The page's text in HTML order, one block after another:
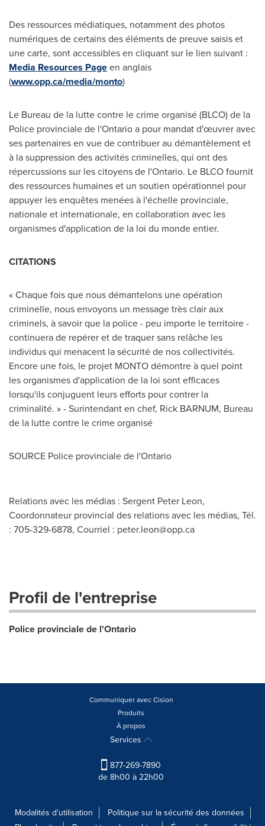
Des ressources médiatiques, notamment des photos
numériques de certains des éléments de preuve saisis et
une carte, sont accessibles en cliquant sur le lien suivant :
Media Resources Pageen anglais
(www.opp.ca/media/monto)
Le Bureau de la lutte contre le crime organisé (BLCO) de la
Police provinciale de l'Ontarioa pour mandat d'œuvrer avec
ses partenaires en vue de contribuer au démantèlement et
à la suppression des activités criminelles, qui ont des
répercussions sur les citoyens de l'Ontario. Le BLCO fournit
des ressources humaines et un soutien opérationnel pour
appuyer les enquêtes menées à l'échelle provinciale,
nationale et internationale, en collaboration avec les
organismes d'application de la loi du monde entier.
CITATIONS
« Chaque fois que nous démantelons une opération
criminelle, nous envoyons un message très clair aux
criminels, à savoir que la police - peu importe le territoire -
continuera de repérer et de traquer sans relâche les
individus qui menacent la sécurité de nos collectivités.
Encore une fois, le projet MONTO démontre à quel point
les organismes d'application de la loi sont efficaces
lorsqu'ils conjuguent leurs efforts pour contrer la
criminalité. » - Surintendant en chef, Rick BARNUM, Bureau
de la lutte contre le crime organisé
SOURCE Police provinciale de l'Ontario
Relations avec les médias : Sergent Peter Leon,
Coordonnateur provincial des relations avec les médias, Tél.
: 705-329-6878, Courriel : peter.leon@opp.ca
Profil de l'entreprise
Police provinciale de l'Ontario
Communiquer avec Cision
Produits
À propos
Services
877-269-7890
de 8h00 à 22h00
Modalités d'utilisation
Politique sur la sécurité des données